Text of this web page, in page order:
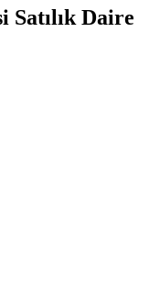
Satılık Daire